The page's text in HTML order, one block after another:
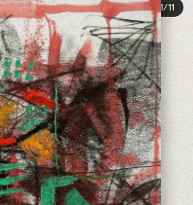
1/11